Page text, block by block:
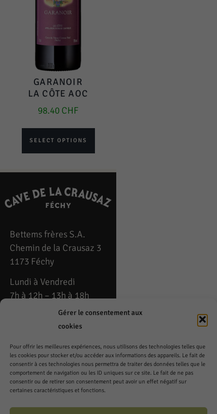
Gérer le consentement aux
cookies
Pour offrir les meilleures expériences, nous utilisons des technologies telles que
les cookies pour stocker et/ou accéder aux informations des appareils. Le fait de
consentir à ces technologies nous permettra de traiter des données telles que le
comportement de navigation ou les ID uniques sur ce site. Le fait de ne pas
consentir ou de retirer son consentement peut avoir un effet négatif sur
certaines caractéristiques et fonctions.
GARANOIR
LA CÔTE AOC
98.40 CHF
SELECT OPTIONS
Bettems frères S.A.
Chemin de la Crausaz 3
1173 Féchy
Lundi à Vendredi
7h à 12h – 13h à 18h
Téléphone: 021 808 53
Fax: 021 808 79 49
fechy@cavedelacrausaz.ch
Samedi
8h à 12h – 14h à 17h